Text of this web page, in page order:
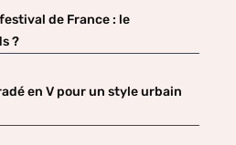
de France : le
?
en V pour un style urbain